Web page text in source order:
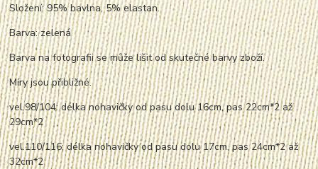
Složení: 95% bavlna, 5% elastan.
Barva: zelená
Barva na fotografii se může lišit od skutečné barvy zboží.
Míry jsou přibližné.
vel.98/104: délka nohavičky od pasu dolu 16cm, pas 22cm*2 až
29cm*2
vel.110/116: délka nohavičky od pasu dolu 17cm, pas 24cm*2 až
32cm*2